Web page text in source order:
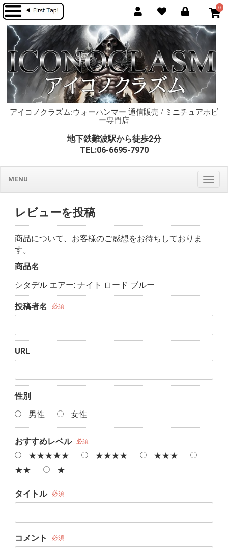
0
アイコノクラズム:ウォーハンマー 通信販売 / ミニチュアホビ
ー専門店
地下鉄難波駅から徒歩2分
TEL:06-6695-7970
MENU
レビューを投稿
商品について、お客様のご感想をお待ちしておりま
す。
商品名
シタデル エアー: ナイト ロード ブルー
投稿者名 必須
URL
性別
男性
女性
おすすめレベル 必須
★★★★★ ★★★★
★★★
★★
★
タイトル 必須
コメント 必須